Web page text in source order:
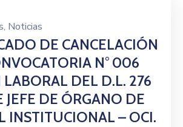
‚ Noticias
DE CANCELACIÓN
N° 006
LABORAL DEL D.L. 276
JEFE DE ÓRGANO DE
INSTITUCIONAL – OCI.